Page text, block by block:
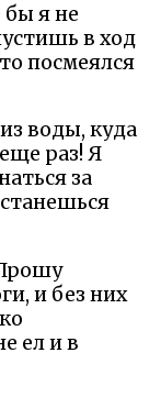
бы я не
в ход
посмеялся
воды, куда
раз! Я
за
и без них
ел и в